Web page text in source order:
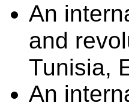
An
and
Tunisia,
An